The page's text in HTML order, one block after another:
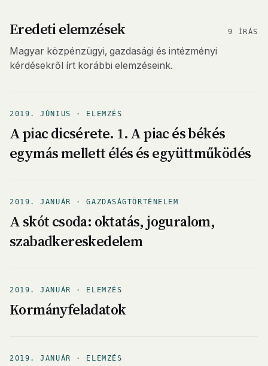
Eredeti elemzések 9 ÍRÁS
Magyar közpénzügyi, gazdasági és intézményi
kérdésekről írt korábbi elemzéseink.
2019. JÚNIUS · ELEMZÉS
A piac dicsérete. 1. A piac és békés
egymás mellett élés és együttműködés
2019. JANUÁR · GAZDASÁGTÖRTÉNELEM
A skót csoda: oktatás, joguralom,
szabadkereskedelem
2019. JANUÁR · ELEMZÉS
Kormányfeladatok
2019. JANUÁR · ELEMZÉS